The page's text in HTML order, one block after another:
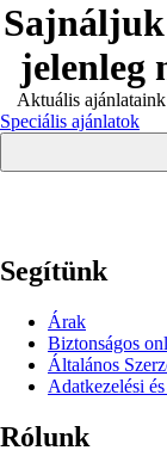
jelenleg
Aktuális
Speciális ajánlatok
Segítünk
Árak
Biztonságos
Általános
Adatkezelési
Rólunk